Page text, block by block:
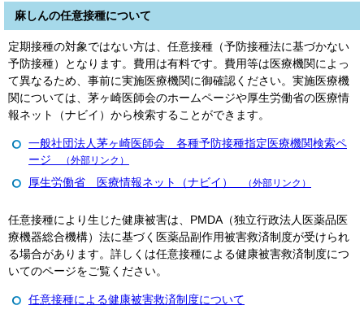
麻しんの任意接種について
定期接種の対象ではない方は、任意接種（予防接種法に基づかない
予防接種）となります。費用は有料です。費用等は医療機関によっ
て異なるため、事前に実施医療機関に御確認ください。実施医療機
関については、茅ヶ崎医師会のホームページや厚生労働省の医療情
報ネット（ナビイ）から検索することができます。
一般社団法人茅ヶ崎医師会 各種予防接種指定医療機関検索ペ
ージ （外部リンク）
厚生労働省 医療情報ネット（ナビイ） （外部リンク）
任意接種により生じた健康被害は、PMDA（独立行政法人医薬品医
療機器総合機構）法に基づく医薬品副作用被害救済制度が受けられ
る場合があります。詳しくは任意接種による健康被害救済制度につ
いてのページをご覧ください。
任意接種による健康被害救済制度について